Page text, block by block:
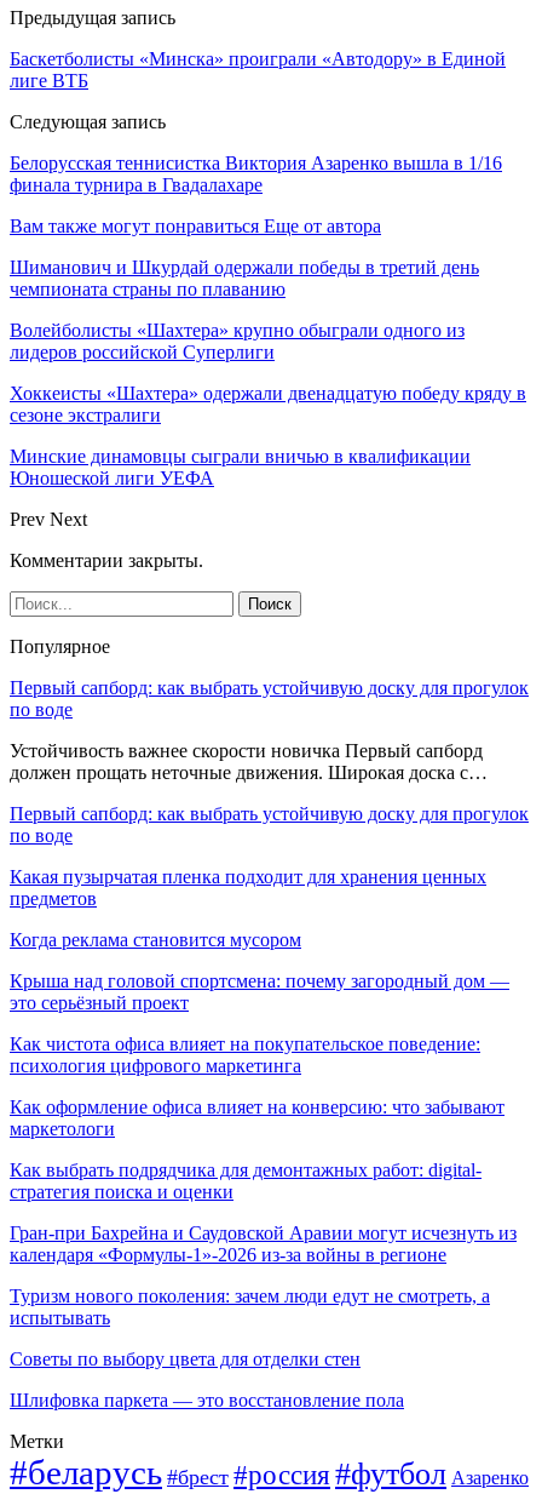
Предыдущая запись
Баскетболисты «Минска» проиграли «Автодору» в Единой
лиге ВТБ
Следующая запись
Белорусская теннисистка Виктория Азаренко вышла в 1/16
финала турнира в Гвадалахаре
Вам также могут понравиться Еще от автора
Шиманович и Шкурдай одержали победы в третий день
чемпионата страны по плаванию
Волейболисты «Шахтера» крупно обыграли одного из
лидеров российской Суперлиги
Хоккеисты «Шахтера» одержали двенадцатую победу кряду в
сезоне экстралиги
Минские динамовцы сыграли вничью в квалификации
Юношеской лиги УЕФА
Prev Next
Комментарии закрыты.
Популярное
Первый сапборд: как выбрать устойчивую доску для прогулок
по воде
Устойчивость важнее скорости новичка Первый сапборд
должен прощать неточные движения. Широкая доска с…
Первый сапборд: как выбрать устойчивую доску для прогулок
по воде
Какая пузырчатая пленка подходит для хранения ценных
предметов
Когда реклама становится мусором
Крыша над головой спортсмена: почему загородный дом —
это серьёзный проект
Как чистота офиса влияет на покупательское поведение:
психология цифрового маркетинга
Как оформление офиса влияет на конверсию: что забывают
маркетологи
Как выбрать подрядчика для демонтажных работ: digital-
стратегия поиска и оценки
Гран-при Бахрейна и Саудовской Аравии могут исчезнуть из
календаря «Формулы-1»-2026 из-за войны в регионе
Туризм нового поколения: зачем люди едут не смотреть, а
испытывать
Советы по выбору цвета для отделки стен
Шлифовка паркета — это восстановление пола
Метки
#беларусь #брест #россия#футбол Азаренко